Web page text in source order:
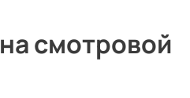
смотровой